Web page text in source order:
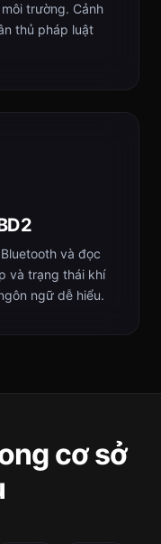
trường. Cảnh
thủ pháp luật
và đọc
và trạng thái khí
ngữ dễ hiểu.
cơ sở